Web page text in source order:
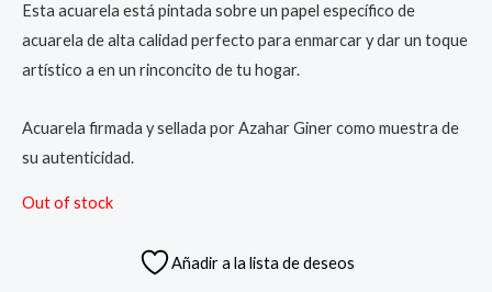
Esta acuarela está pintada sobre un papel específico de
acuarela de alta calidad perfecto para enmarcar y dar un toque
artístico a en un rinconcito de tu hogar.
Acuarela firmada y sellada por Azahar Giner como muestra de
su autenticidad.
Out of stock
Añadir a la lista de deseos